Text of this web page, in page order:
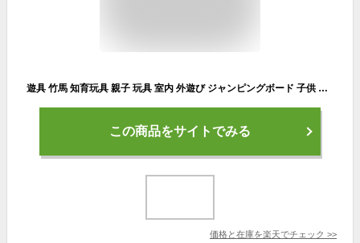
遊具 竹馬 知育玩具 親子 玩具 室内 外遊び ジャンピングボード 子供 家庭用 フィットネス 誕生日 遊具 おもちゃ キッズ 子ども こども 小学生 男の子 女の子 ギフト 幼稚園 保育園 子供 外出自粛 巣篭もり ホッピング バランス ジャンプ ポゴ
この商品をサイトでみる
価格と在庫を楽天でチェック >>